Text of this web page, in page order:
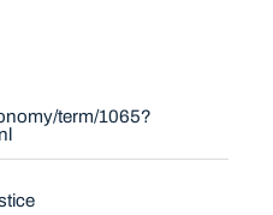
term/1065?